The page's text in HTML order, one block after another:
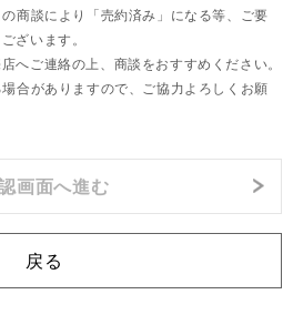
商談により「売約済み」になる等、ご要
ざいます。
へご連絡の上、商談をおすすめください。
合がありますので、ご協力よろしくお願
戻る